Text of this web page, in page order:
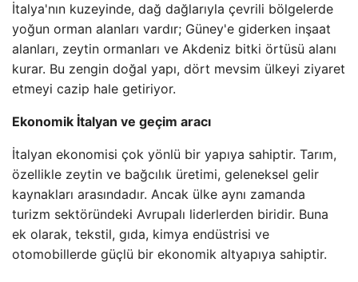
İtalya'nın kuzeyinde, dağ dağlarıyla çevrili bölgelerde
yoğun orman alanları vardır; Güney'e giderken inşaat
alanları, zeytin ormanları ve Akdeniz bitki örtüsü alanı
kurar. Bu zengin doğal yapı, dört mevsim ülkeyi ziyaret
etmeyi cazip hale getiriyor.
Ekonomik İtalyan ve geçim aracı
İtalyan ekonomisi çok yönlü bir yapıya sahiptir. Tarım,
özellikle zeytin ve bağcılık üretimi, geleneksel gelir
kaynakları arasındadır. Ancak ülke aynı zamanda
turizm sektöründeki Avrupalı ​​liderlerden biridir. Buna
ek olarak, tekstil, gıda, kimya endüstrisi ve
otomobillerde güçlü bir ekonomik altyapıya sahiptir.